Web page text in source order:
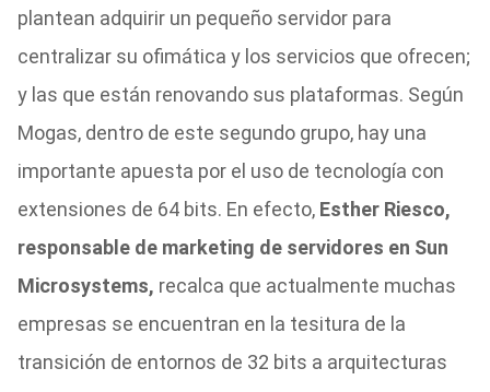
plantean adquirir un pequeño servidor para
centralizar su ofimática y los servicios que ofrecen;
y las que están renovando sus plataformas. Según
Mogas, dentro de este segundo grupo, hay una
importante apuesta por el uso de tecnología con
extensiones de 64 bits. En efecto, Esther Riesco,
responsable de marketing de servidores en Sun
Microsystems, recalca que actualmente muchas
empresas se encuentran en la tesitura de la
transición de entornos de 32 bits a arquitecturas